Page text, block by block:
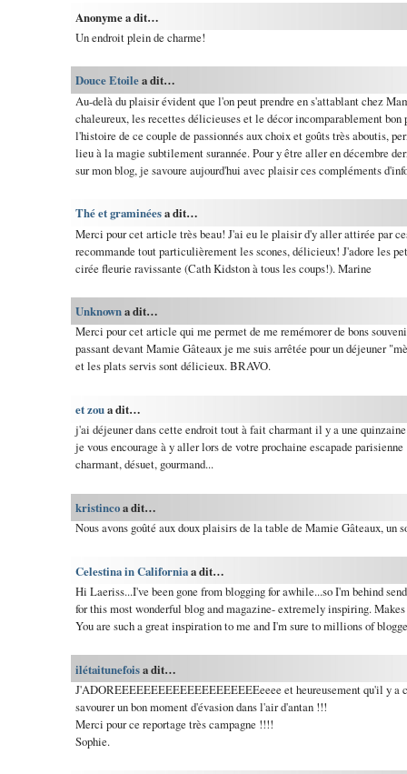
Anonyme a dit…
Un endroit plein de charme!
Douce Etoilea dit…
Au-delà du plaisir évident que l'on peut prendre en s'attablant chez
chaleureux, les recettes délicieuses et le décor incomparablement
l'histoire de ce couple de passionnés aux choix et goûts très aboutis,
lieu à la magie subtilement surannée. Pour y être aller en décembre
sur mon blog, je savoure aujourd'hui avec plaisir ces compléments
Thé et graminéesa dit…
Merci pour cet article très beau! J'ai eu le plaisir d'y aller attirée par
recommande tout particulièrement les scones, délicieux! J'adore les
cirée fleurie ravissante (Cath Kidston à tous les coups!). Marine
Unknowna dit…
Merci pour cet article qui me permet de me remémorer de bons
passant devant Mamie Gâteaux je me suis arrêtée pour un déjeuner
et les plats servis sont délicieux. BRAVO.
et zoua dit…
j'ai déjeuner dans cette endroit tout à fait charmant il y a une
je vous encourage à y aller lors de votre prochaine escapade parisienne
charmant, désuet, gourmand...
kristincoa dit…
Nous avons goûté aux doux plaisirs de la table de Mamie Gâteaux, un
Celestina in Californiaa dit…
Hi Laeriss...I've been gone from blogging for awhile...so I'm behind
for this most wonderful blog and magazine- extremely inspiring.
You are such a great inspiration to me and I'm sure to millions of
ilétaitunefoisa dit…
J'ADOREEEEEEEEEEEEEEEEEEEEeeee et heureusement qu'il y a
savourer un bon moment d'évasion dans l'air d'antan !!!
Merci pour ce reportage très campagne !!!!
Sophie.